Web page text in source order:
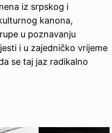
iz srpskog i
kanona,
u poznavanju
i u zajedničko vrijeme
se taj jaz radikalno